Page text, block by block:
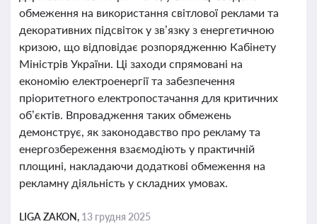
обмеження на використання світлової реклами та
декоративних підсвіток у зв’язку з енергетичною
кризою, що відповідає розпорядженню Кабінету
Міністрів України. Ці заходи спрямовані на
економію електроенергії та забезпечення
пріоритетного електропостачання для критичних
об’єктів. Впровадження таких обмежень
демонструє, як законодавство про рекламу та
енергозбереження взаємодіють у практичній
площині, накладаючи додаткові обмеження на
рекламну діяльність у складних умовах.
LIGA ZAKON, 13 грудня 2025